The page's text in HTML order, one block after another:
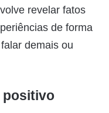
revelar fatos
de forma
demais ou
positivo